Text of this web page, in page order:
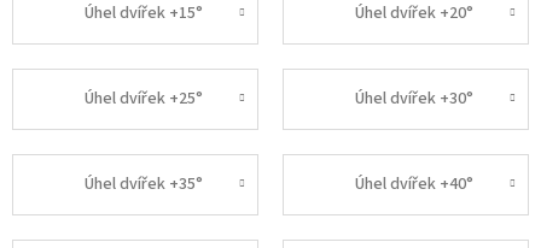
Úhel dvířek +15° Úhel dvířek +20°
Úhel dvířek +25° Úhel dvířek +30°
Úhel dvířek +35° Úhel dvířek +40°